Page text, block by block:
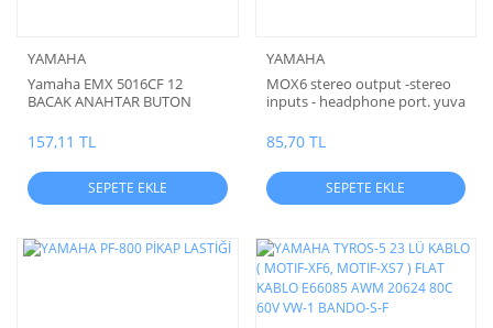
YAMAHA
Yamaha EMX 5016CF 12
BACAK ANAHTAR BUTON
157,11 TL
SEPETE EKLE
YAMAHA
MOX6 stereo output -stereo
inputs - headphone port. yuva
85,70 TL
SEPETE EKLE